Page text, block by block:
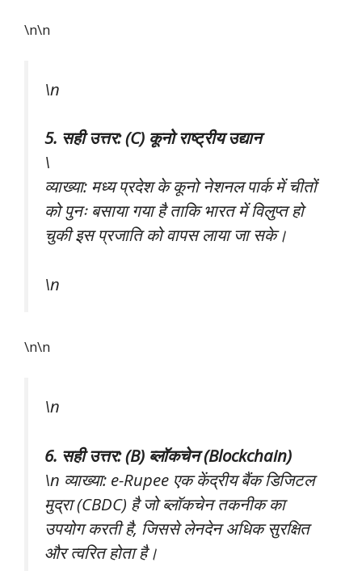
\n\n
\n
5. सही उत्तर: (C) कूनो राष्ट्रीय उद्यान
\
व्याख्या: मध्य प्रदेश के कूनो नेशनल पार्क में चीतों
को पुनः बसाया गया है ताकि भारत में विलुप्त हो
चुकी इस प्रजाति को वापस लाया जा सके।
\n
\n\n
\n
6. सही उत्तर: (B) ब्लॉकचेन (Blockchain)
\n व्याख्या: e-Rupee एक केंद्रीय बैंक डिजिटल
मुद्रा (CBDC) है जो ब्लॉकचेन तकनीक का
उपयोग करती है, जिससे लेनदेन अधिक सुरक्षित
और त्वरित होता है।